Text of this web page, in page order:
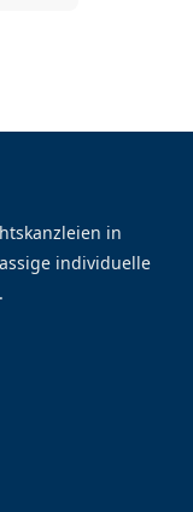
in
individuelle